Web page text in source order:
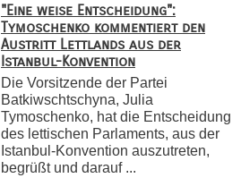
"Eine weise Entscheidung":
Tymoschenko kommentiert den
Austritt Lettlands aus der
Istanbul-Konvention
Die Vorsitzende der Partei
Batkiwschtschyna, Julia
Tymoschenko, hat die Entscheidung
des lettischen Parlaments, aus der
Istanbul-Konvention auszutreten,
begrüßt und darauf ...